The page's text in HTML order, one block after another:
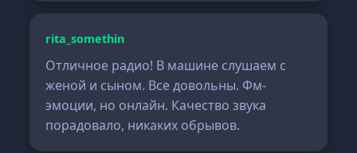
rita_somethin
Отличное радио! В машине слушаем с
женой и сыном. Все довольны. Фм-
эмоции, но онлайн. Качество звука
порадовало, никаких обрывов.